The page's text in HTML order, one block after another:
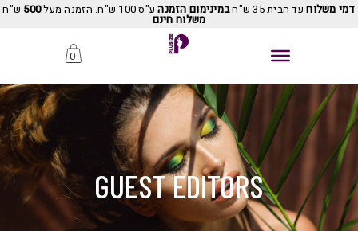
דמי משלוחעד הבית 35 ש"ח במינימום הזמנהע"ס 100 ש"ח. הזמנה מעל 500 ש"ח
משלוח חינם
0
GUEST EDITORS